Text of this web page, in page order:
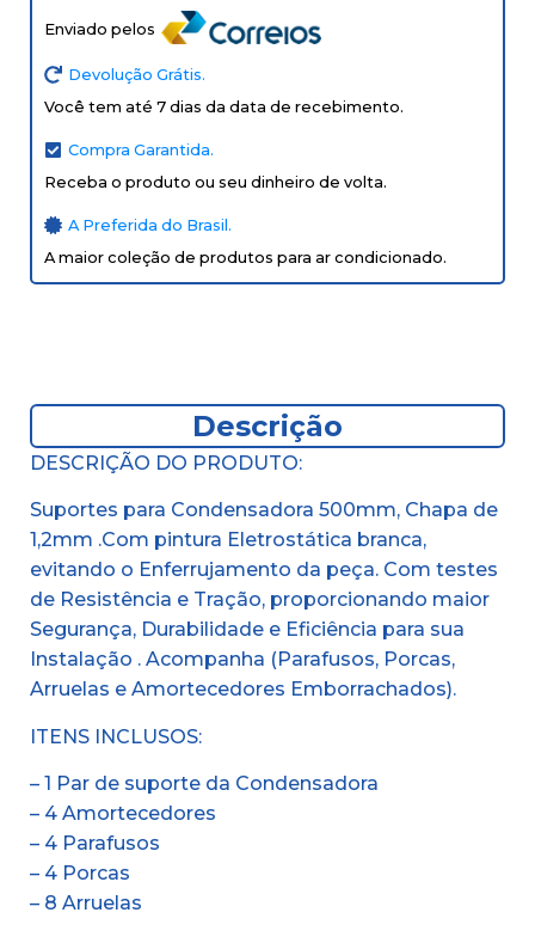
Enviado pelos
Devolução Grátis.
Você tem até 7 dias da data de recebimento.
Compra Garantida.
Receba o produto ou seu dinheiro de volta.
A Preferida do Brasil.
A maior coleção de produtos para ar condicionado.
Descrição
DESCRIÇÃO DO PRODUTO:
Suportes para Condensadora 500mm, Chapa de
1,2mm .Com pintura Eletrostática branca,
evitando o Enferrujamento da peça. Com testes
de Resistência e Tração, proporcionando maior
Segurança, Durabilidade e Eficiência para sua
Instalação . Acompanha (Parafusos, Porcas,
Arruelas e Amortecedores Emborrachados).
ITENS INCLUSOS:
– 1 Par de suporte da Condensadora
– 4 Amortecedores
– 4 Parafusos
– 4 Porcas
– 8 Arruelas